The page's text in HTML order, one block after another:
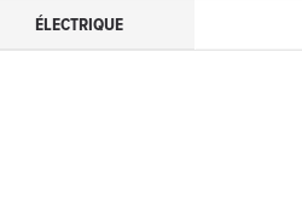
ÉLECTRIQUE